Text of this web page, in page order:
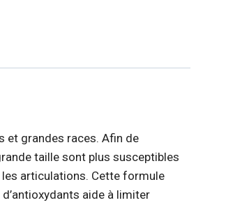
et grandes races. Afin de
taille sont plus susceptibles
articulations. Cette formule
aide à limiter